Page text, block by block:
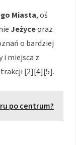
Miasta, oś
Jeżyceoraz
o bardziej
miejsca z
[2][4][5].
po centrum?